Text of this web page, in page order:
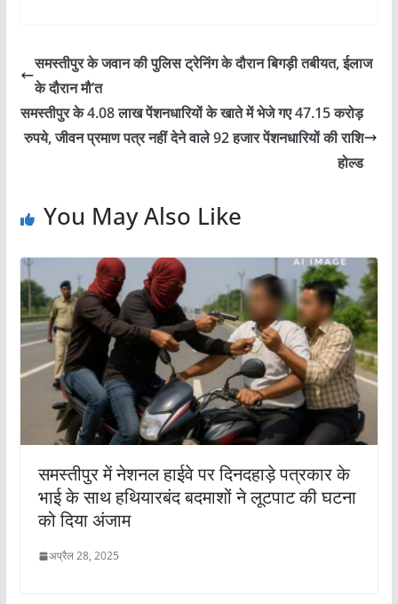
समस्तीपुर के जवान की पुलिस ट्रेनिंग के दौरान बिगड़ी तबीयत, ईलाज
के दौरान मौ’त
समस्तीपुर के 4.08 लाख पेंशनधारियों के खाते में भेजे गए 47.15 करोड़
रुपये, जीवन प्रमाण पत्र नहीं देने वाले 92 हजार पेंशनधारियों की राशि
होल्ड
You May Also Like
समस्तीपुर में नेशनल हाईवे पर दिनदहाड़े पत्रकार के
भाई के साथ हथियारबंद बदमाशों ने लूटपाट की घटना
को दिया अंजाम
अप्रैल 28, 2025